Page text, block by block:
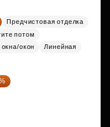
Предчистовая отделка
потом
окон
Линейная